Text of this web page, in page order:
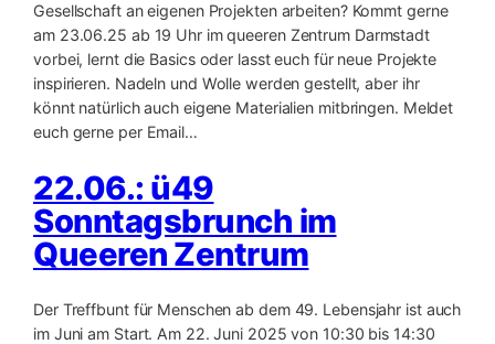
Gesellschaft an eigenen Projekten arbeiten? Kommt gerne
am 23.06.25 ab 19 Uhr im queeren Zentrum Darmstadt
vorbei, lernt die Basics oder lasst euch für neue Projekte
inspirieren. Nadeln und Wolle werden gestellt, aber ihr
könnt natürlich auch eigene Materialien mitbringen. Meldet
euch gerne per Email…
22.06.: ü49
Sonntagsbrunch im
Queeren Zentrum
Der Treffbunt für Menschen ab dem 49. Lebensjahr ist auch
im Juni am Start. Am 22. Juni 2025 von 10:30 bis 14:30